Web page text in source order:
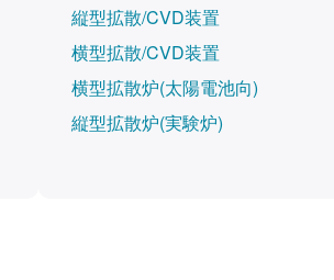
縦型拡散/CVD装置
横型拡散/CVD装置
横型拡散炉(太陽電池向)
縦型拡散炉(実験炉)